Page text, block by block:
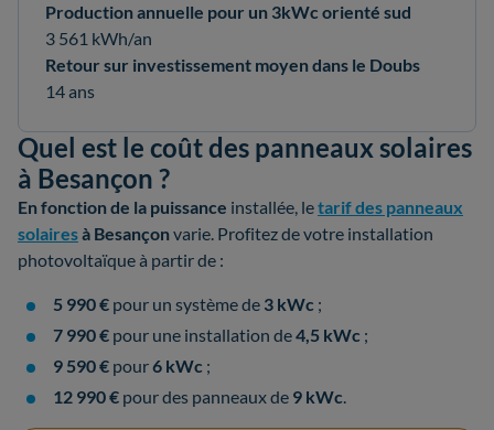
Production annuelle pour un 3kWc orienté sud
3 561 kWh/an
Retour sur investissement moyen dans le Doubs
14 ans
Quel est le coût des panneaux solaires
à Besançon ?
En fonction de la puissance installée, letarif des panneaux
solairesà Besançonvarie. Profitez de votre installation
photovoltaïque à partir de :
5 990 € pour un système de 3 kWc ;
7 990 € pour une installation de4,5 kWc ;
9 590 € pour6 kWc ;
12 990 € pour des panneaux de 9 kWc.